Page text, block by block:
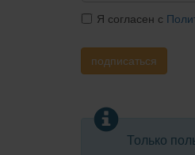
Я согласен с
подписаться
Только